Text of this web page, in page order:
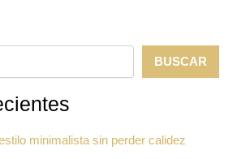
BUSCAR
minimalista sin perder calidez